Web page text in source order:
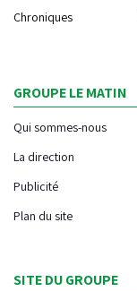
Chroniques
GROUPE LE MATIN
Qui sommes-nous
La direction
Publicité
Plan du site
SITE DU GROUPE